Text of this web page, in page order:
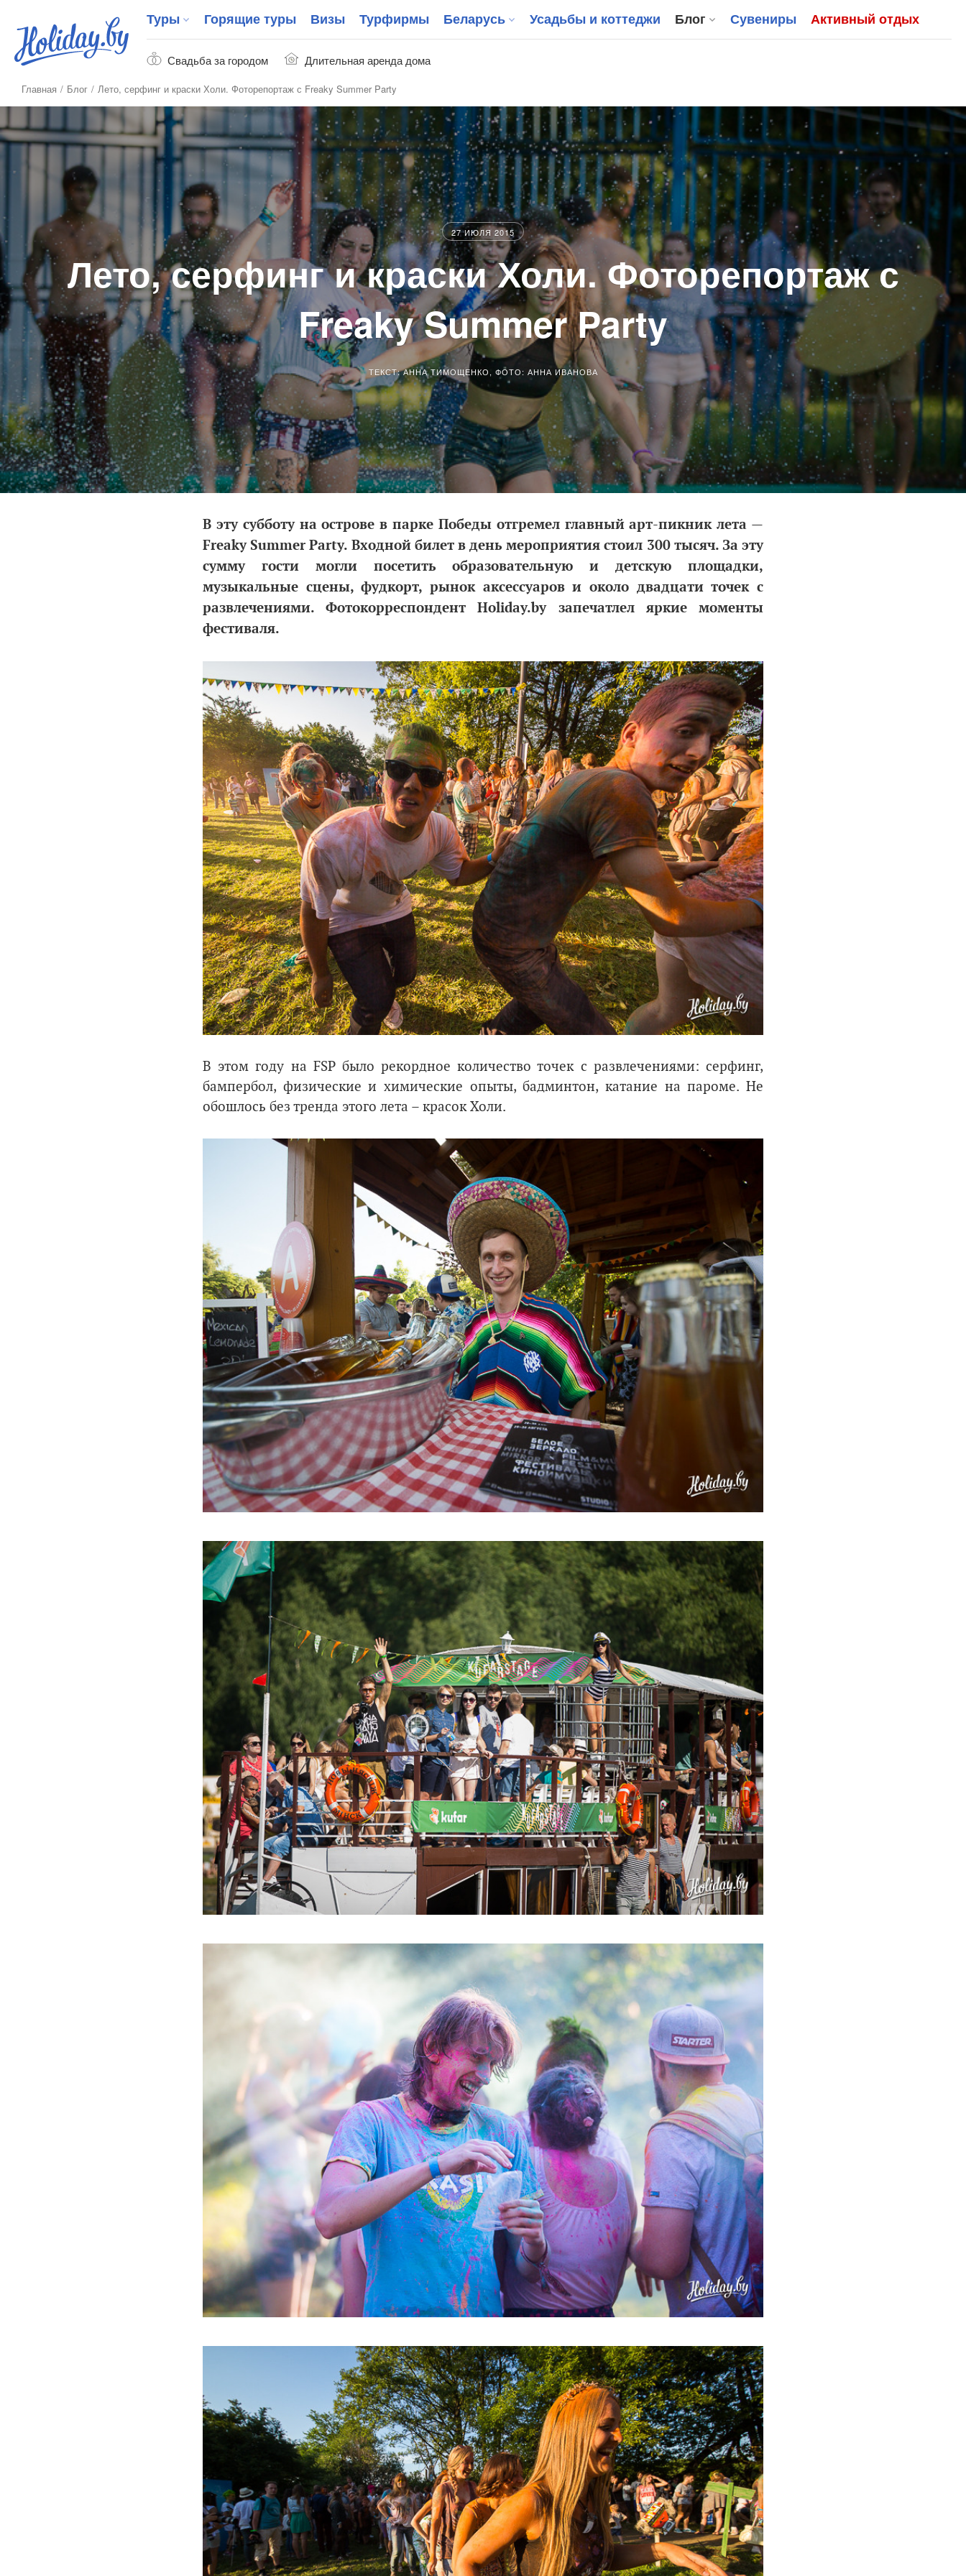
Свадьба за городом Длительная аренда дома
Туры Горящие туры Визы Турфирмы Беларусь Усадьбы и коттеджи Блог Сувениры Активный отдых
Главная Блог Лето, серфинг и краски Холи. Фоторепортаж с Freaky Summer Party
27 ИЮЛЯ 2015
Лето, серфинг и краски Холи. Фоторепортаж с
Freaky Summer Party
ТЕКСТ: АННА ТИМОЩЕНКО, ФОТО: АННА ИВАНОВА
В эту субботу на острове в парке Победы отгремел главный арт-пикник лета —
Freaky Summer Party. Входной билет в день мероприятия стоил 300 тысяч. За эту
сумму гости могли посетить образовательную и детскую площадки,
музыкальные сцены, фудкорт, рынок аксессуаров и около двадцати точек с
развлечениями. Фотокорреспондент Holiday.by запечатлел яркие моменты
фестиваля.
В этом году на FSP было рекордное количество точек с развлечениями: серфинг,
бампербол, физические и химические опыты, бадминтон, катание на пароме. Не
обошлось без тренда этого лета – красок Холи.